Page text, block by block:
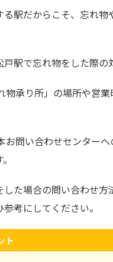
る駅だからこそ、忘れ
駅で忘れ物をした際の
物承り所」の場所や営
お問い合わせセンター
た場合の問い合わせ
考にしてください。
ト